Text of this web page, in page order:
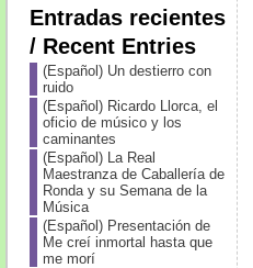
Entradas recientes
/ Recent Entries
(Español) Un destierro con
ruido
(Español) Ricardo Llorca, el
oficio de músico y los
caminantes
(Español) La Real
Maestranza de Caballería de
Ronda y su Semana de la
Música
(Español) Presentación de
Me creí inmortal hasta que
me morí